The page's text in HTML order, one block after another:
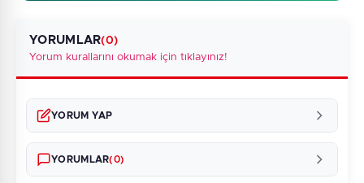
YORUMLAR(0)
Yorum kurallarını okumak için tıklayınız!
YORUM YAP
YORUMLAR(0)